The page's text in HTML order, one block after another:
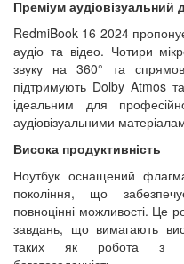
Преміум аудіовізуальний
RedmiBook 16 2024
аудіо та відео. Чотири
звуку на 360° та
підтримують Dolby Atmos
ідеальним для
аудіовізуальними
Висока продуктивність
Ноутбук оснащений
покоління, що
повноцінні можливості. Це
завдань, що вимагають
таких як робота з